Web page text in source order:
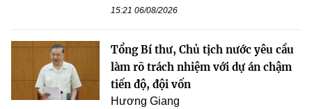
15:21 06/08/2026
Tổng Bí thư, Chủ tịch nước yêu cầu
làm rõ trách nhiệm với dự án chậm
tiến độ, đội vốn
Hương Giang